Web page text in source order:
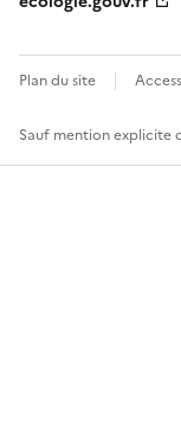
Plan du site
Sauf mention explicite